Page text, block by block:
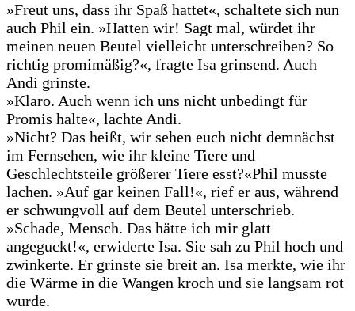
»Freut uns, dass ihr Spaß hattet«, schaltete sich nun
auch Phil ein. »Hatten wir! Sagt mal, würdet ihr
meinen neuen Beutel vielleicht unterschreiben? So
richtig promimäßig?«, fragte Isa grinsend. Auch
Andi grinste.
»Klaro. Auch wenn ich uns nicht unbedingt für
Promis halte«, lachte Andi.
»Nicht? Das heißt, wir sehen euch nicht demnächst
im Fernsehen, wie ihr kleine Tiere und
Geschlechtsteile größerer Tiere esst?«Phil musste
lachen. »Auf gar keinen Fall!«, rief er aus, während
er schwungvoll auf dem Beutel unterschrieb.
»Schade, Mensch. Das hätte ich mir glatt
angeguckt!«, erwiderte Isa. Sie sah zu Phil hoch und
zwinkerte. Er grinste sie breit an. Isa merkte, wie ihr
die Wärme in die Wangen kroch und sie langsam rot
wurde.